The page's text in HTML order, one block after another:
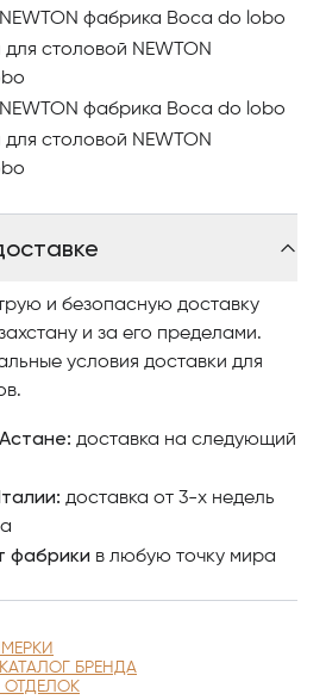
литье и шлифование. Сфера
и лака.
и позолоченные сферы с
поверхностью с текстурой
Singular Products.
и цвета (лаки,
и деревянные виниры для
доступны за дополнительную
фабрика Boca do lobo
столовой NEWTON
фабрика Boca do lobo
столовой NEWTON
и безопасную доставку
и за его пределами.
условия доставки для
доставка на следующий
доставка от 3-х недель
фабрики в любую точку мира
БРЕНДА
ОТДЕЛОК